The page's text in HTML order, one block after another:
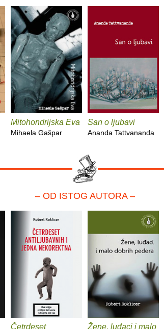
Mitohondrijska Eva
Mihaela Gašpar
San o ljubavi
Ananda Tattvananda
– OD ISTOG AUTORA –
Četrdeset Žene, luđaci i malo